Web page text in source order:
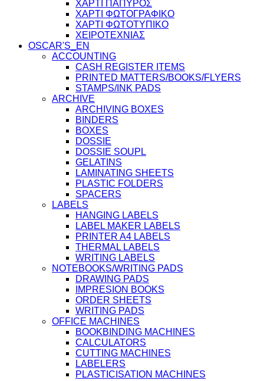
ΧΑΡΤΙ ΠΑΠΥΡΟΣ
ΧΑΡΤΙ ΦΩΤΟΓΡΑΦΙΚΟ
ΧΑΡΤΙ ΦΩΤΟΤΥΠΙΚΟ
ΧΕΙΡΟΤΕΧΝΙΑΣ
OSCAR'S_EN
ACCOUNTING
CASH REGISTER ITEMS
PRINTED MATTERS/BOOKS/FLYERS
STAMPS/INK PADS
ARCHIVE
ARCHIVING BOXES
BINDERS
BOXES
DOSSIE
DOSSIE SOUPL
GELATINS
LAMINATING SHEETS
PLASTIC FOLDERS
SPACERS
LABELS
HANGING LABELS
LABEL MAKER LABELS
PRINTER A4 LABELS
THERMAL LABELS
WRITING LABELS
NOTEBOOKS/WRITING PADS
DRAWING PADS
IMPRESION BOOKS
ORDER SHEETS
WRITING PADS
OFFICE MACHINES
BOOKBINDING MACHINES
CALCULATORS
CUTTING MACHINES
LABELERS
PLASTICISATION MACHINES